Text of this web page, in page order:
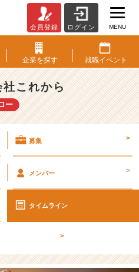
会員登録 ログイン MENU
企業を探す 就職イベント
これから
ー
募集 >
メンバー >
タイムライン
>